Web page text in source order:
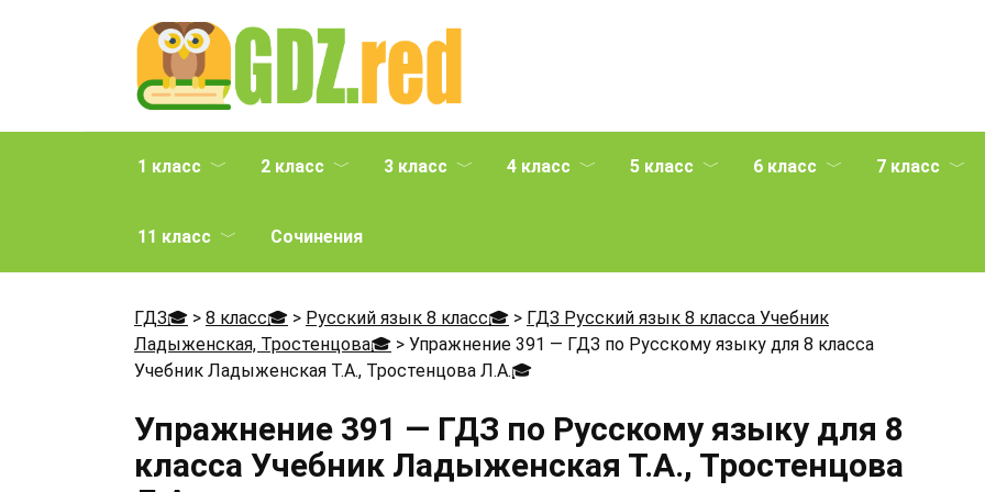
1 класс 2 класс 3 класс 4 класс 5 класс 6 класс 7 класс
11 класс Сочинения
ГДЗ🎓 > 8 класс🎓 > Русский язык 8 класс🎓 > ГДЗ Русский язык 8 класса Учебник
Ладыженская, Тростенцова🎓 > Упражнение 391 — ГДЗ по Русскому языку для 8 класса
Учебник Ладыженская Т.А., Тростенцова Л.А.🎓
Упражнение 391 — ГДЗ по Русскому языку для 8
класса Учебник Ладыженская Т.А., Тростенцова